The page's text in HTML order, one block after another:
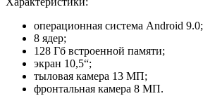
операционная система Android 9.0;
8 ядер;
128 Гб встроенной памяти;
экран 10,5“;
тыловая камера 13 МП;
фронтальная камера 8 МП.